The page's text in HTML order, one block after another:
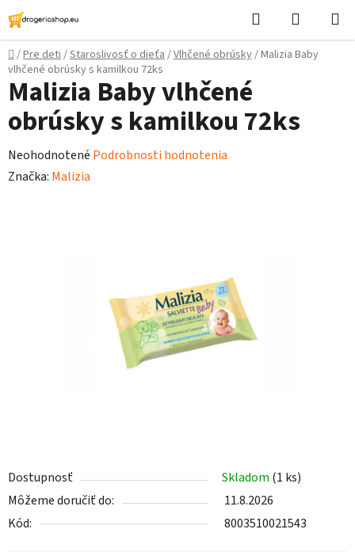
Prejsť
na
obsah
Hľadať
košík
Domov
/Pre deti/Staroslivosť o dieťa/Vlhčené obrúsky/Malizia Baby
vlhčené obrúsky s kamilkou 72ks
Dostupnosť Skladom (1 ks)
Môžeme doručiť do:
11.8.2026
Kód:
8003510021543
Malizia Baby vlhčené
obrúsky s kamilkou 72ks
Priemerné
hodnotenie
Neohodnotené Podrobnosti hodnotenia
Značka: Malizia